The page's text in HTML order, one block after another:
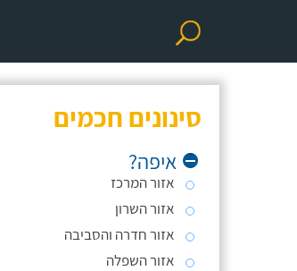
סינונים חכמים
איפה?
אזור המרכז
אזור השרון
אזור חדרה והסביבה
אזור השפלה